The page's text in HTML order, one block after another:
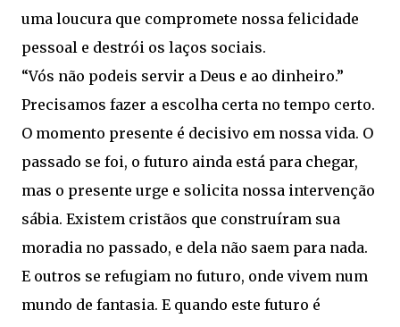
uma loucura que compromete nossa felicidade
pessoal e destrói os laços sociais.
“Vós não podeis servir a Deus e ao dinheiro.”
Precisamos fazer a escolha certa no tempo certo.
O momento presente é decisivo em nossa vida. O
passado se foi, o futuro ainda está para chegar,
mas o presente urge e solicita nossa intervenção
sábia. Existem cristãos que construíram sua
moradia no passado, e dela não saem para nada.
E outros se refugiam no futuro, onde vivem num
mundo de fantasia. E quando este futuro é